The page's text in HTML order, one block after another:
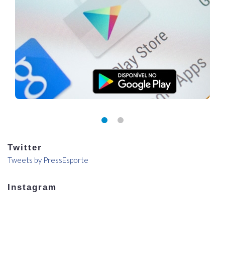
Twitter
Tweets by PressEsporte
Instagram